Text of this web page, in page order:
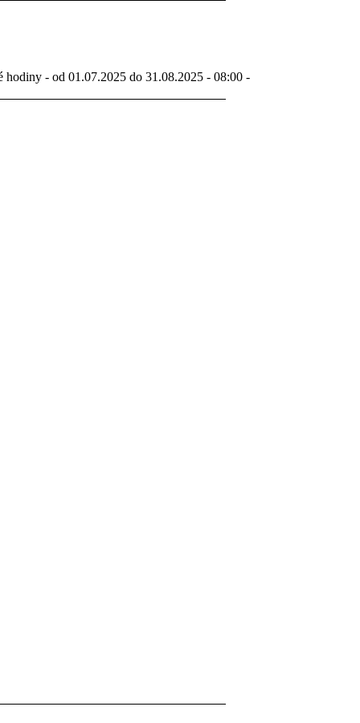
hodiny - od 01.07.2025 do 31.08.2025 - 08:00 -